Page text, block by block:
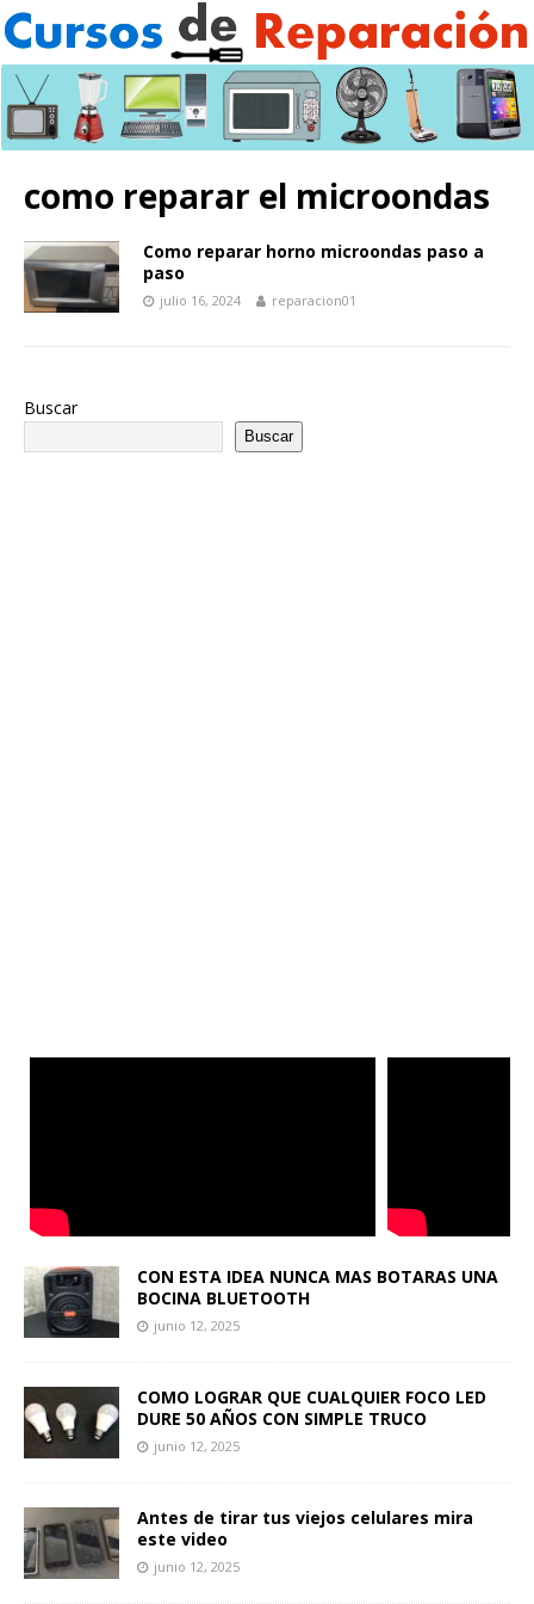
como reparar el microondas
Como reparar horno microondas paso a
paso
julio 16, 2024 reparacion01
Buscar
Buscar
CON ESTA IDEA NUNCA MAS BOTARAS UNA
BOCINA BLUETOOTH
junio 12, 2025
COMO LOGRAR QUE CUALQUIER FOCO LED
DURE 50 AÑOS CON SIMPLE TRUCO
junio 12, 2025
Antes de tirar tus viejos celulares mira
este video
junio 12, 2025